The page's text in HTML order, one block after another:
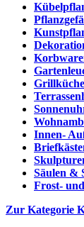
Grillküche
Innen-
Säulen &
Frost-
Zur Kategorie